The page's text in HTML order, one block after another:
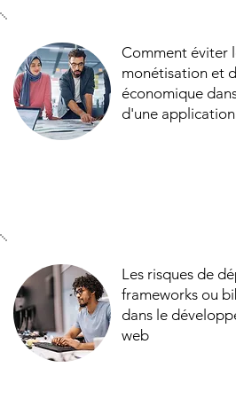
Comment éviter
monétisation et
économique
d'une
Les risques de
frameworks ou
dans le
web